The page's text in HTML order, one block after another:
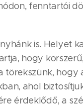
fenntartói
is. Helyet
hogy
törekszünk,
ahol
érdeklődő, a